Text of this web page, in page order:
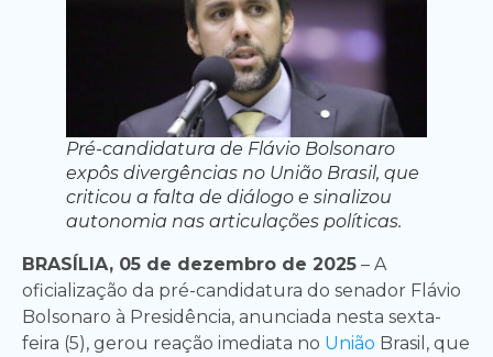
Pré-candidatura de Flávio Bolsonaro
expôs divergências no União Brasil, que
criticou a falta de diálogo e sinalizou
autonomia nas articulações políticas.
BRASÍLIA, 05 de dezembro de 2025 – A
oficialização da pré-candidatura do senador Flávio
Bolsonaro à Presidência, anunciada nesta sexta-
feira (5), gerou reação imediata no União Brasil, que